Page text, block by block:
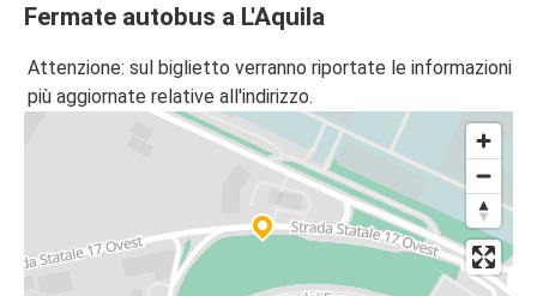
Fermate autobus a L'Aquila
Attenzione: sul biglietto verranno riportate le informazioni
più aggiornate relative all'indirizzo.